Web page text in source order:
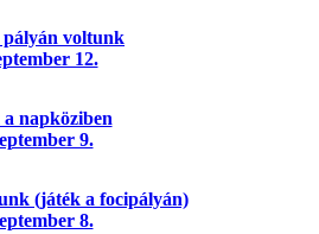
pályán voltunk
12.
napköziben
9.
(játék a focipályán)
8.